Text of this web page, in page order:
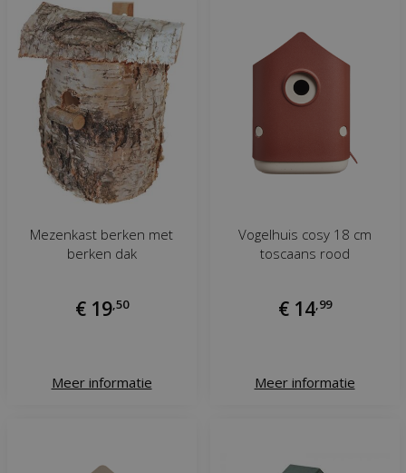
Mezenkast berken met
berken dak
€ 19, 50
Meer informatie
Vogelhuis cosy 18 cm
toscaans rood
€ 14 99
Meer informatie